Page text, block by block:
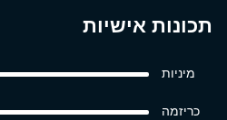
תכונות אישיות
מיניות
כריזמה